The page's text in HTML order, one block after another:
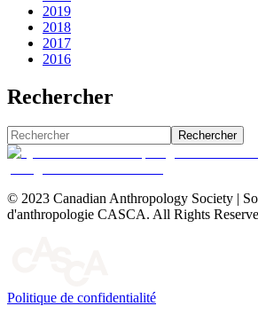
2019
2018
2017
2016
Rechercher
Rechercher
© 2023 Canadian Anthropology Society |
d'anthropologie CASCA. All Rights
Politique de confidentialité